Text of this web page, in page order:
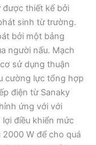
được thiết kế bởi
sinh từ trường.
bởi một bảng
người nấu. Mạch
sử dụng thuận
cường lực tổng hợp
điện từ Sanaky
ứng với với
điều khiển mức
W để cho quá